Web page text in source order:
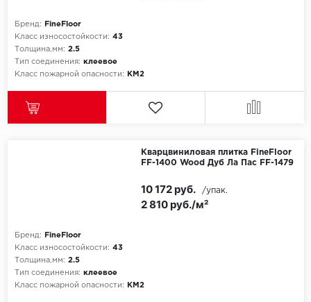
SPC Betta
SPC DEW
Бренд:
FineFloor
Класс износостойкости: 43
Толщина,мм: 2.5
Тип соединения: клеевое
Класс пожарной опасности:
КМ2
Кварцвиниловая плитка FineFloor
FF-1400 Wood Дуб Ла Пас FF-1479
Бренд:
FineFloor
Класс износостойкости: 43
Толщина,мм: 2.5
Тип соединения: клеевое
Класс пожарной опасности:
КМ2
2 810 руб./м²
10 172 руб. /упак.